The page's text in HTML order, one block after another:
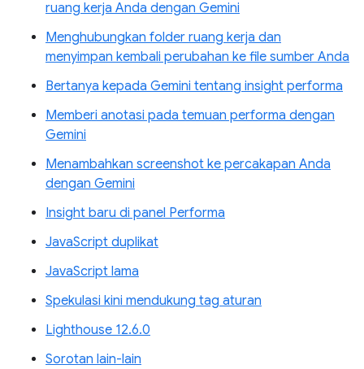
ruang kerja Anda dengan Gemini
Menghubungkan folder ruang kerja dan
menyimpan kembali perubahan ke file sumber Anda
Bertanya kepada Gemini tentang insight performa
Memberi anotasi pada temuan performa dengan
Gemini
Menambahkan screenshot ke percakapan Anda
dengan Gemini
Insight baru di panel Performa
JavaScript duplikat
JavaScript lama
Spekulasi kini mendukung tag aturan
Lighthouse 12.6.0
Sorotan lain-lain